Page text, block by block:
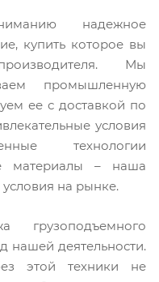
надежное
купить которое вы
Мы
промышленную
ее с доставкой по
условия
технологии
материалы – наша
на рынке.
грузоподъемного
нашей деятельности.
этой техники не